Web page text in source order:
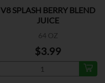
V8 SPLASH BERRY BLEND
JUICE
64 OZ
$3.99